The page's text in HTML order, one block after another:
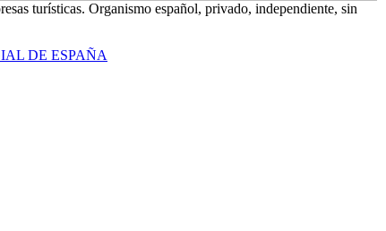
turísticas. Organismo español, privado, independiente, sin
DE ESPAÑA